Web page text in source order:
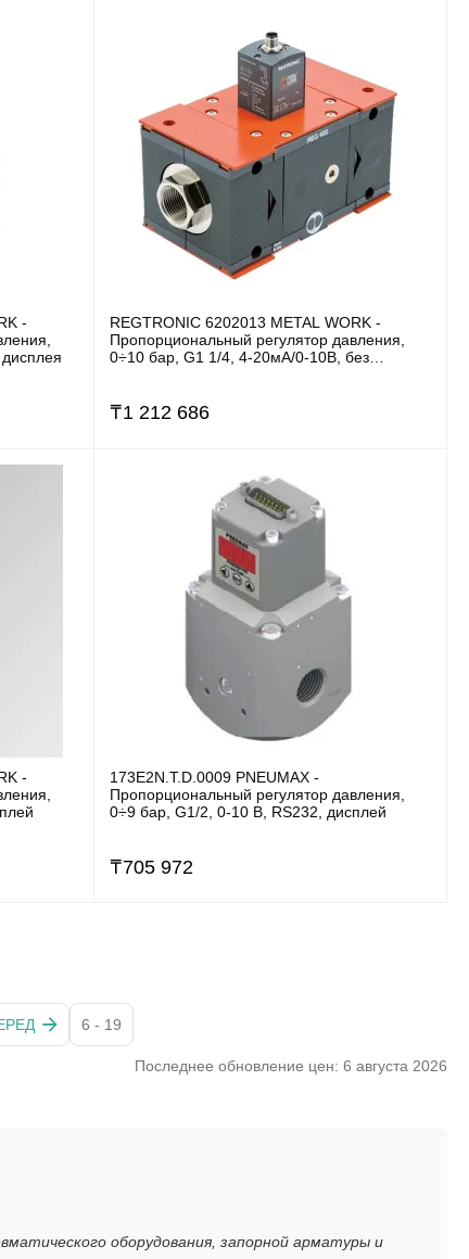
-
REGTRONIC 6202013 METAL WORK -
Пропорциональный регулятор давления,
0÷10 бар, G1 1/4, 4-20мА/0-10В, без
₸1 212 686
-
173E2N.T.D.0009 PNEUMAX -
Пропорциональный регулятор давления,
0÷9 бар, G1/2, 0-10 В, RS232, дисплей
₸705 972
6 - 19
Последнее обновление цен: 6 августа 2026
оборудования, запорной арматуры и